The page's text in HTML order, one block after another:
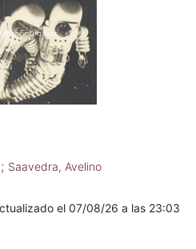
; Saavedra, Avelino
el 07/08/26 a las 23:03